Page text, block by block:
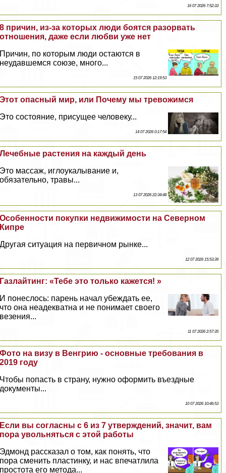
16 07 2026 7:52:33
8 причин, из-за которых люди боятся разорвать
отношения, даже если любви уже нет
Причин, по которым люди остаются в
неудавшемся союзе, много...
15 07 2026 12:19:53
Этот опасный мир, или Почему мы тревожимся
Это состояние, присущее человеку...
14 07 2026 0:17:54
Лечебные растения на каждый день
Это массаж, иглоукалывание и,
обязательно, травы...
13 07 2026 22:34:48
Особенности покупки недвижимости на Северном
Кипре
Другая ситуация на первичном рынке...
12 07 2026 15:53:39
Газлайтинг: «Тебе это только кажется! »
И понеслось: парень начал убеждать ее,
что она неадекватна и не понимает своего
везения...
11 07 2026 2:57:35
Фото на визу в Венгрию - основные требования в
2019 году
Чтобы попасть в страну, нужно оформить въездные
документы...
10 07 2026 10:46:53
Если вы согласны с 6 из 7 утверждений, значит, вам
пора увольняться с этой работы
Эдмонд рассказал о том, как понять, что
пора сменить пластинку, и нас впечатлила
простота его метода...